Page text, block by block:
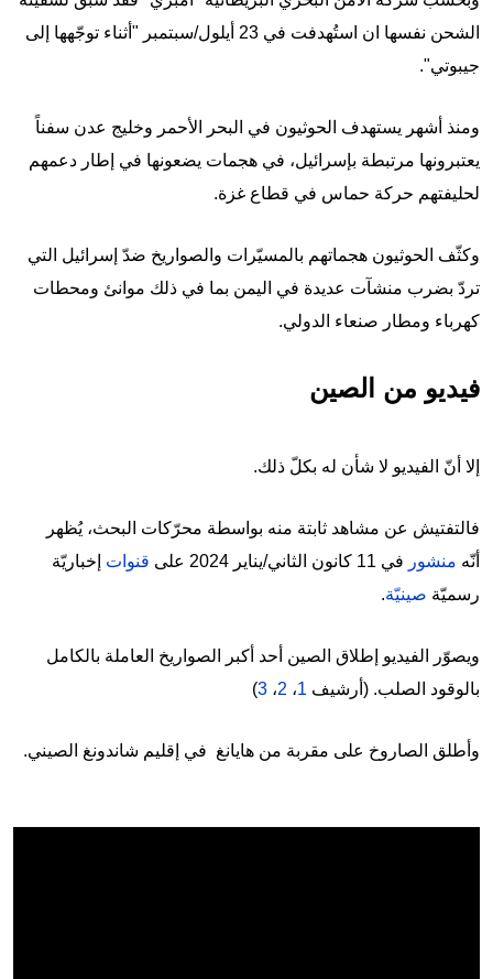
الشحن نفسها ان استُهدفت في 23 أيلول/سبتمبر "أثناء توجّهها إلى
جيبوتي".
ومنذ أشهر يستهدف الحوثيون في البحر الأحمر وخليج عدن سفناً
يعتبرونها مرتبطة بإسرائيل، في هجمات يضعونها في إطار دعمهم
لحليفتهم حركة حماس في قطاع غزة.
وكثّف الحوثيون هجماتهم بالمسيّرات والصواريخ ضدّ إسرائيل التي
تردّ بضرب منشآت عديدة في اليمن بما في ذلك موانئ ومحطات
كهرباء ومطار صنعاء الدولي.
فيديو من الصين
إلا أنّ الفيديو لا شأن له بكلّ ذلك.
فالتفتيش عن مشاهد ثابتة منه بواسطة محرّكات البحث، يُظهر
أنّه منشور في 11 كانون الثاني/يناير 2024 على قنوات إخباريّة
رسميّة صينيّة.
ويصوّر الفيديو إطلاق الصين أحد أكبر الصواريخ العاملة بالكامل
بالوقود الصلب. (أرشيف 1، 2، 3
)
وأطلق الصاروخ على مقربة من هايانغ في إقليم شاندونغ الصيني.